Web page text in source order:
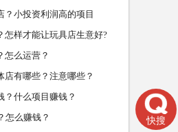
？小投资利润高的项目
怎样才能让玩具店生意好?
怎么运营？
店有哪些？注意哪些？
？什么项目赚钱？
怎么赚钱？
快搜